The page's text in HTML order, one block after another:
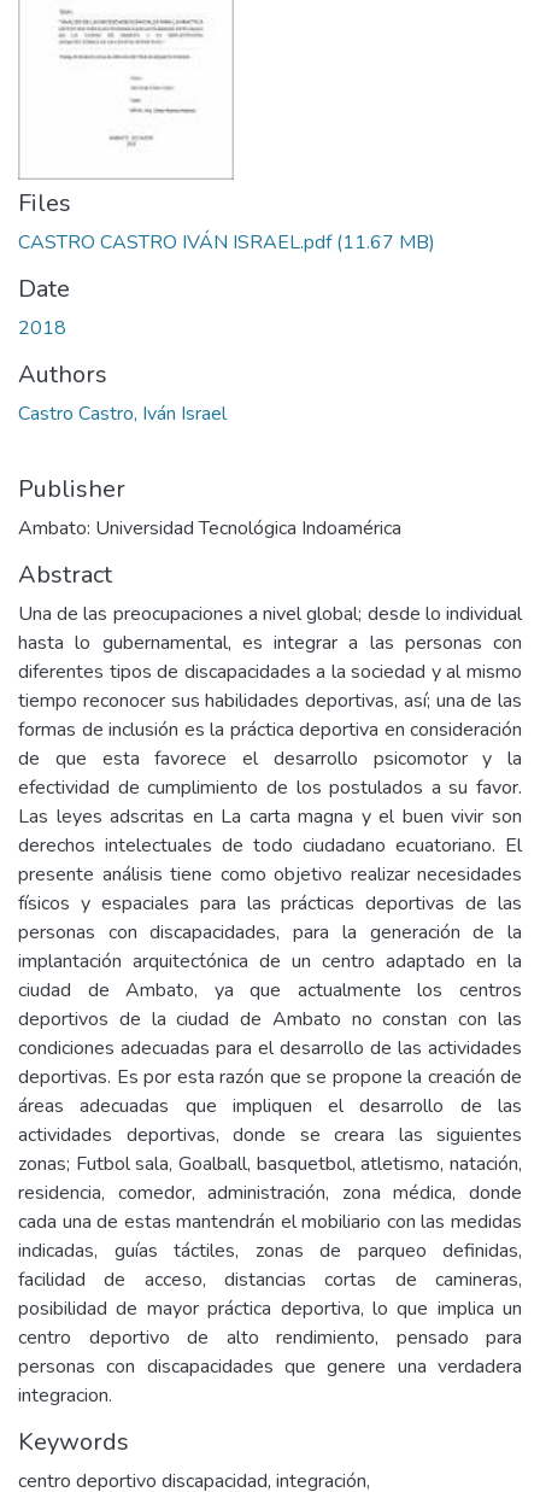
Files
CASTRO CASTRO IVÁN ISRAEL.pdf(11.67 MB)
Date
2018
Authors
Castro Castro, Iván Israel
Publisher
Ambato: Universidad Tecnológica Indoamérica
Abstract
Una de las preocupaciones a nivel global; desde lo individual
hasta lo gubernamental, es integrar a las personas con
diferentes tipos de discapacidades a la sociedad y al mismo
tiempo reconocer sus habilidades deportivas, así; una de las
formas de inclusión es la práctica deportiva en consideración
de que esta favorece el desarrollo psicomotor y la
efectividad de cumplimiento de los postulados a su favor.
Las leyes adscritas en La carta magna y el buen vivir son
derechos intelectuales de todo ciudadano ecuatoriano. El
presente análisis tiene como objetivo realizar necesidades
físicos y espaciales para las prácticas deportivas de las
personas con discapacidades, para la generación de la
implantación arquitectónica de un centro adaptado en la
ciudad de Ambato, ya que actualmente los centros
deportivos de la ciudad de Ambato no constan con las
condiciones adecuadas para el desarrollo de las actividades
deportivas. Es por esta razón que se propone la creación de
áreas adecuadas que impliquen el desarrollo de las
actividades deportivas, donde se creara las siguientes
zonas; Futbol sala, Goalball, basquetbol, atletismo, natación,
residencia, comedor, administración, zona médica, donde
cada una de estas mantendrán el mobiliario con las medidas
indicadas, guías táctiles, zonas de parqueo definidas,
facilidad de acceso, distancias cortas de camineras,
posibilidad de mayor práctica deportiva, lo que implica un
centro deportivo de alto rendimiento, pensado para
personas con discapacidades que genere una verdadera
integracion.
Keywords
centro deportivo discapacidad, integración,